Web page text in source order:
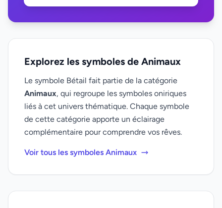
Explorez les symboles de Animaux
Le symbole Bétail fait partie de la catégorie
Animaux, qui regroupe les symboles oniriques
liés à cet univers thématique. Chaque symbole
de cette catégorie apporte un éclairage
complémentaire pour comprendre vos rêves.
Voir tous les symboles Animaux